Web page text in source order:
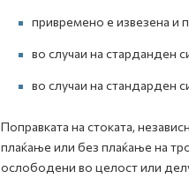
привремено е извезена и
во случаи на старданден
во случаи на стандарден
Поправката на стоката,
плаќање или без плаќање на
ослободени во целост или